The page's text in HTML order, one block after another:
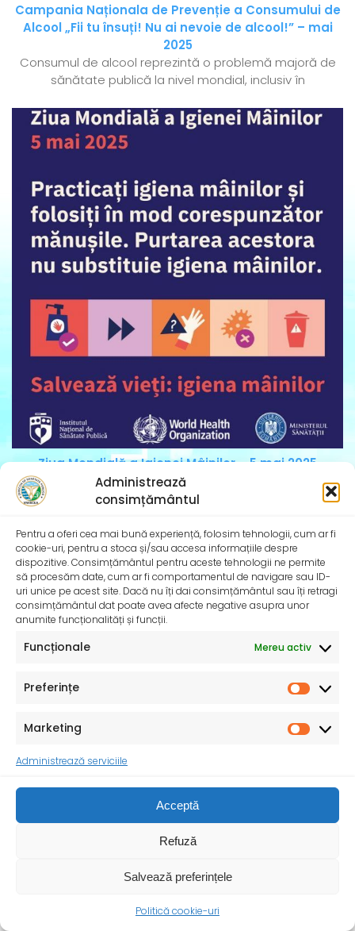
Administrează
consimțământul
Pentru a oferi cea mai bună experiență, folosim tehnologii, cum ar fi
cookie-uri, pentru a stoca și/sau accesa informațiile despre
dispozitive. Consimțământul pentru aceste tehnologii ne permite
să procesăm date, cum ar fi comportamentul de navigare sau ID-
uri unice pe acest site. Dacă nu îți dai consimțământul sau îți retragi
consimțământul dat poate avea afecte negative asupra unor
anumite funcționalități și funcții.
Funcționale Mereu activ
Preferințe
Marketing
Administrează serviciile
Acceptă
Refuză
Salvează preferințele
Politică cookie-uri
Campania Naționala de Prevenție a Consumului de
Alcool „Fii tu însuți! Nu ai nevoie de alcool!” – mai
2025
Consumul de alcool reprezintă o problemă majoră de
sănătate publică la nivel mondial, inclusiv în
Ziua Mondială a Igienei Mâinilor – 5 mai 2025
Institutul Național de Sănătate Publică și Direcțiile de
Sănătate Publică Județene se alătură și în
InfoMama – Ghidul mamei pe parcursul sarcinii și în
De peste 35 de ani, Organizația Salvați Copiii
desfășoară activități dedicate promovării și apărării
drepturilor